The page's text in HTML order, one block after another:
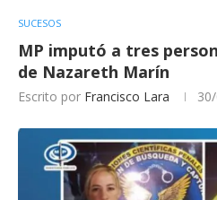
SUCESOS
MP imputó a tres
de Nazareth Marín
Escrito por Francisco Lara